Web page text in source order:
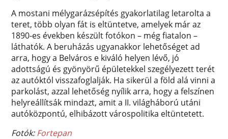
A mostani mélygarázsépítés gyakorlatilag letarolta a
teret, több olyan fát is eltüntetve, amelyek már az
1890-es években készült fotókon – még fiatalon –
láthatók. A beruházás ugyanakkor lehetőséget ad
arra, hogy a Belváros e kiváló helyen lévő, jó
adottságú és gyönyörű épületekkel szegélyezett terét
az autóktól visszafoglalják. Ha sikerül a föld alá vinni a
parkolást, azzal lehetőség nyílik arra, hogy a felszínen
helyreállítsák mindazt, amit a II. világháború utáni
autóközpontú, elhibázott várospolitika eltüntetett.
Fotók:Fortepan